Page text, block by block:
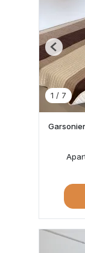
1 / 7
Previous